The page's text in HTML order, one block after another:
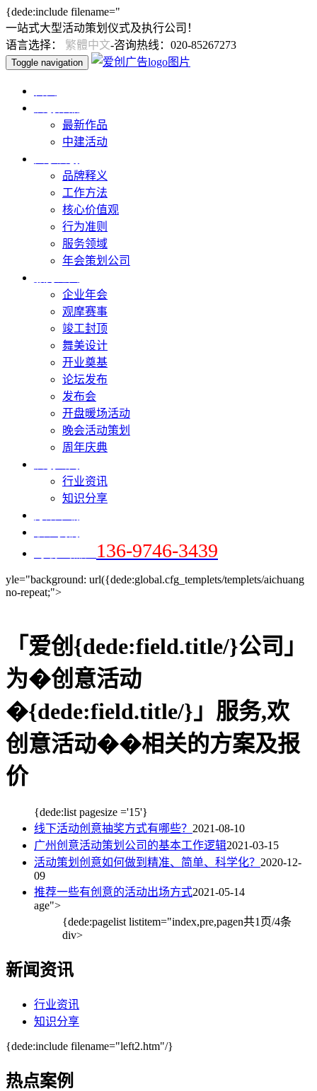
{dede:include filename="
一站式大型活动策划仪式及执行公司！
语言选择： 繁體中文-咨询热线：020-85267273
Toggle navigation
最新作品
中建活动
品牌释义
工作方法
核心价值观
行为准则
服务领域
年会策划公司
企业年会
观摩赛事
竣工封顶
舞美设计
开业奠基
论坛发布
发布会
开盘暖场活动
晚会活动策划
周年庆典
行业资讯
知识分享
136-9746-3439
yle="background: url({dede:global.cfg_templets/templets/aichuang
no-repeat;">
「爱创{dede:field.title/}公司」
为�创意活动
�{dede:field.title/}」服务,欢
创意活动��相关的方案及报
价
{dede:list pagesize ='15'}
线下活动创意抽奖方式有哪些？ 2021-08-10
广州创意活动策划公司的基本工作逻辑2021-03-15
活动策划创意如何做到精准、简单、科学化？ 2020-12-
09
推荐一些有创意的活动出场方式2021-05-14
age">
{dede:pagelist listitem="index,pre,pagen共1页/4条
div>
新闻资讯
行业资讯
知识分享
{dede:include filename="left2.htm"/}
热点案例